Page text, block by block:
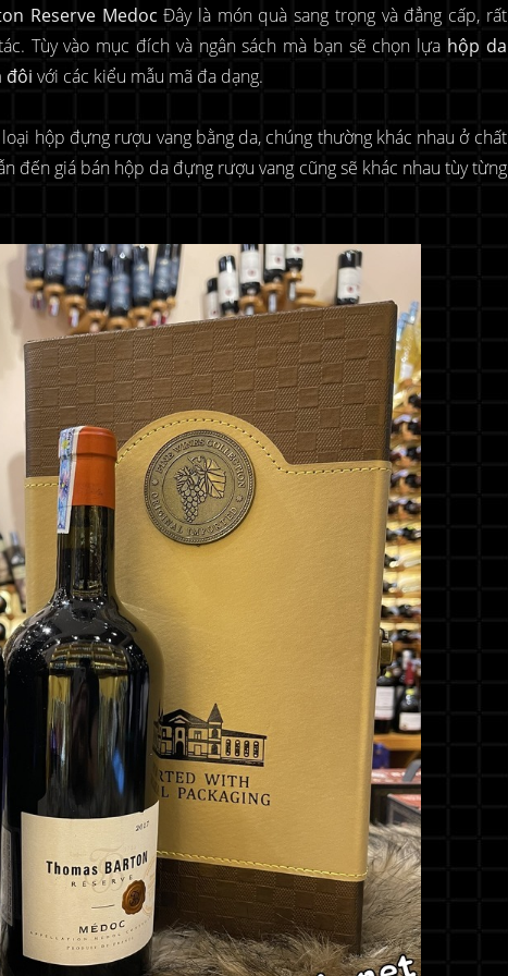
Reserve Medoc Đây là món quà sang trọng và đẳng cấp, rất
Tùy vào mục đích và ngân sách mà bạn sẽ chọn lựa hộp da
đôi với các kiểu mẫu mã đa dạng.
hộp đựng rượu vang bằng da, chúng thường khác nhau ở chất
đến giá bán hộp da đựng rượu vang cũng sẽ khác nhau tùy từng